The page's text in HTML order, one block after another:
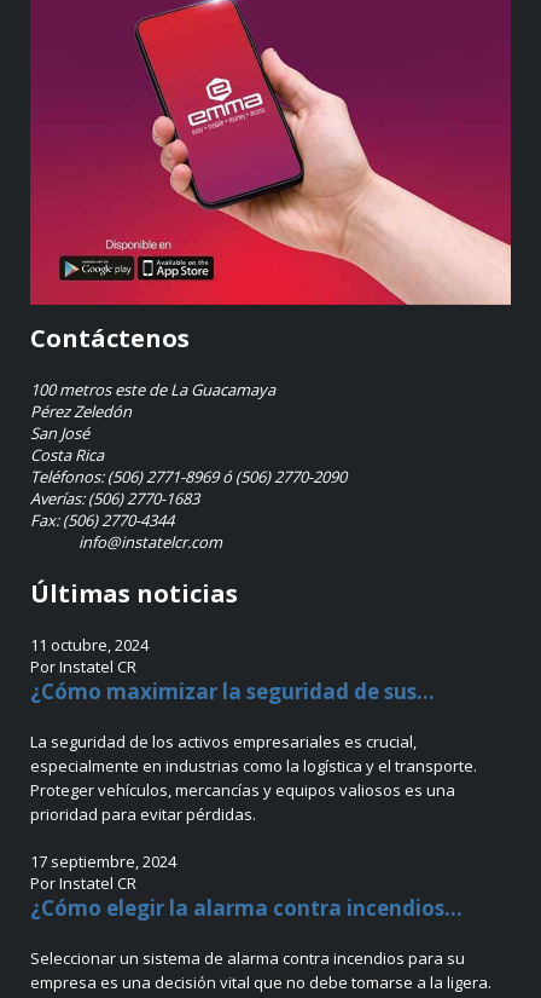
Contáctenos
100 metros este de La Guacamaya
Pérez Zeledón
San José
Costa Rica
Teléfonos: (506) 2771-8969 ó (506) 2770-2090
Averías: (506) 2770-1683
Fax: (506) 2770-4344
info@instatelcr.com
Últimas noticias
11 octubre, 2024
Por Instatel CR
¿Cómo maximizar la seguridad de sus...
La seguridad de los activos empresariales es crucial,
especialmente en industrias como la logística y el transporte.
Proteger vehículos, mercancías y equipos valiosos es una
prioridad para evitar pérdidas.
17 septiembre, 2024
Por Instatel CR
¿Cómo elegir la alarma contra incendios...
Seleccionar un sistema de alarma contra incendios para su
empresa es una decisión vital que no debe tomarse a la ligera.